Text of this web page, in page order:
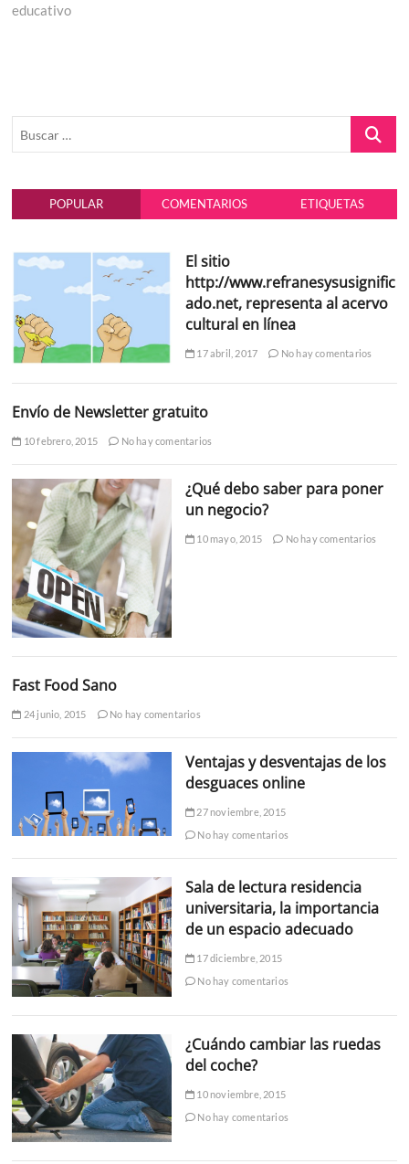
educativo
Buscar
POPULAR COMENTARIOS ETIQUETAS
El sitio
http://www.refranesysusignific
ado.net, representa al acervo
cultural en línea
17 abril, 2017 No hay comentarios
Envío de Newsletter gratuito
10 febrero, 2015 No hay comentarios
¿Qué debo saber para poner
un negocio?
10 mayo, 2015 No hay comentarios
Fast Food Sano
24 junio, 2015 No hay comentarios
Ventajas y desventajas de los
desguaces online
27 noviembre, 2015
No hay comentarios
Sala de lectura residencia
universitaria, la importancia
de un espacio adecuado
17 diciembre, 2015
No hay comentarios
¿Cuándo cambiar las ruedas
del coche?
10 noviembre, 2015
No hay comentarios